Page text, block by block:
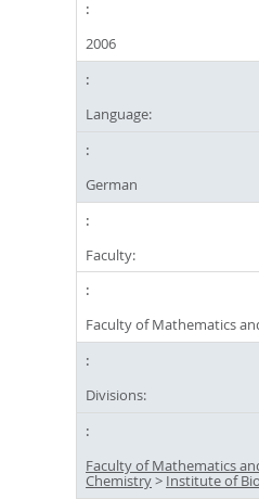
2006
Language:
German
Faculty:
Faculty of Mathematics
Divisions:
Faculty of Mathematics
Chemistry> Institute of